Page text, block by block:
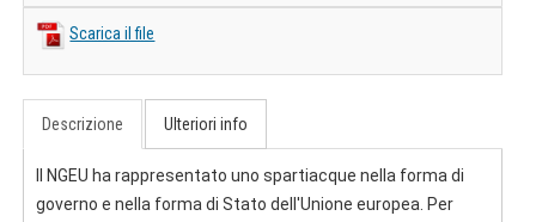
Scarica il file
Descrizione Ulteriori info
Il NGEU ha rappresentato uno spartiacque nella forma di
governo e nella forma di Stato dell'Unione europea. Per